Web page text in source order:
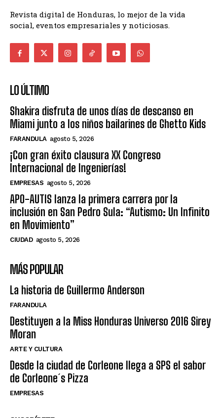
Revista digital de Honduras, lo mejor de la vida
social, eventos empresariales y noticiosas.
LO ÚLTIMO
Shakira disfruta de unos días de descanso en
Miami junto a los niños bailarines de Ghetto Kids
FARANDULA agosto 5, 2026
¡Con gran éxito clausura XX Congreso
Internacional de Ingenierías!
EMPRESAS agosto 5, 2026
APO-AUTIS lanza la primera carrera por la
inclusión en San Pedro Sula: “Autismo: Un Infinito
en Movimiento”
CIUDAD agosto 5, 2026
MÁS POPULAR
La historia de Guillermo Anderson
FARANDULA
Destituyen a la Miss Honduras Universo 2016 Sirey
Moran
ARTE Y CULTURA
Desde la ciudad de Corleone llega a SPS el sabor
de Corleone´s Pizza
EMPRESAS